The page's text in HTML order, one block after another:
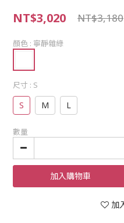
NT$3,020 NT$3,180
顏色 : 寧靜雜綠
尺寸 : S
S M L
數量
加入購物車
加